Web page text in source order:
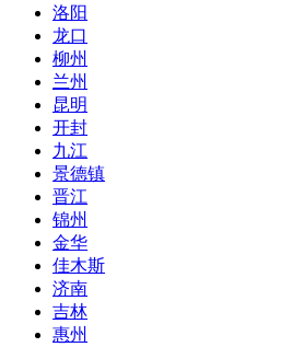
洛阳
龙口
柳州
兰州
昆明
开封
九江
景德镇
晋江
锦州
金华
佳木斯
济南
吉林
惠州